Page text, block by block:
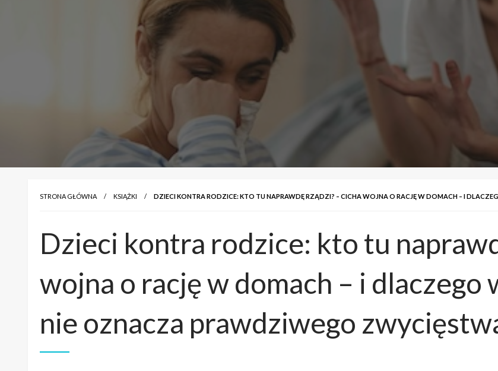
STRONA GŁÓWNA KSIĄŻKI DZIECI KONTRA RODZICE: KTO TU NAPRAWDĘ RZĄDZI? – CICHA WOJNA O RACJĘ W DOMACH – I
Dzieci kontra rodzice: kto tu
wojna o rację w domach – i
nie oznacza prawdziwego